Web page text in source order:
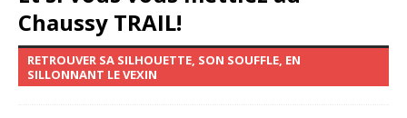
Chaussy TRAIL!
RETROUVER SA SILHOUETTE, SON SOUFFLE, EN
SILLONNANT LE VEXIN